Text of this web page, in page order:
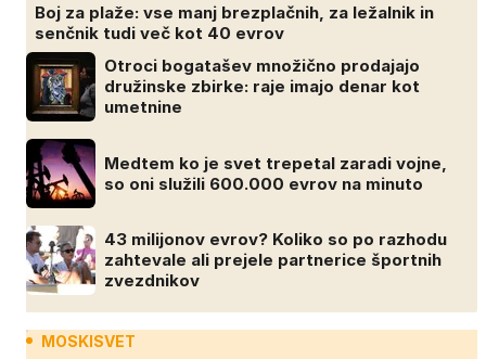
Boj za plaže: vse manj brezplačnih, za ležalnik in
senčnik tudi več kot 40 evrov
Otroci bogatašev množično prodajajo
družinske zbirke: raje imajo denar kot
umetnine
Medtem ko je svet trepetal zaradi vojne,
so oni služili 600.000 evrov na minuto
43 milijonov evrov? Koliko so po razhodu
zahtevale ali prejele partnerice športnih
zvezdnikov
MOSKISVET